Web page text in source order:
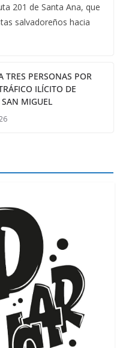
201 de Santa Ana, que
salvadoreños hacia
TRES PERSONAS POR
ILÍCITO DE
MIGUEL